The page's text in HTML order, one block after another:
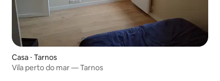
Casa ⋅ Tarnos
Vila perto do mar — Tarnos